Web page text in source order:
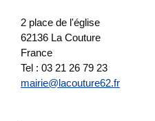
2 place de l'église
62136 La Couture
France
Tel : 03 21 26 79 23
mairie@lacouture62.fr